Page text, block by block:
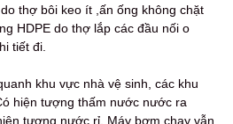
thợ bôi keo ít ,ấn ống không chặt
HDPE do thợ lắp các đầu nối o
tiết đi.
khu vực nhà vệ sinh, các khu
hiện tượng thấm nước nước ra
tượng nước rỉ. Máy bơm chạy vẫn